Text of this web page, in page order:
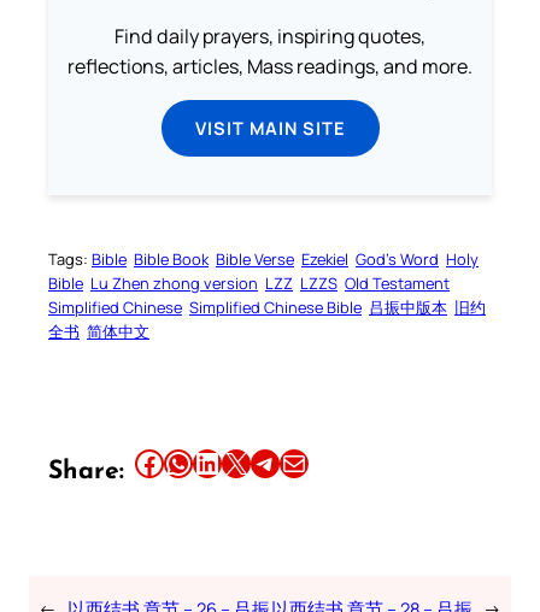
Find daily prayers, inspiring quotes,
reflections, articles, Mass readings, and more.
VISIT MAIN SITE
Tags: Bible Bible Book Bible Verse Ezekiel God’s Word Holy
Bible Lu Zhen zhong version LZZ LZZS Old Testament
Simplified Chinese Simplified Chinese Bible 吕振中版本 旧约
全书 简体中文
Share: Share this article on Facebook Share this article on WhatsApp Share this article on LinkedIn Share this article on X Share this article on TelegramEmail this Article